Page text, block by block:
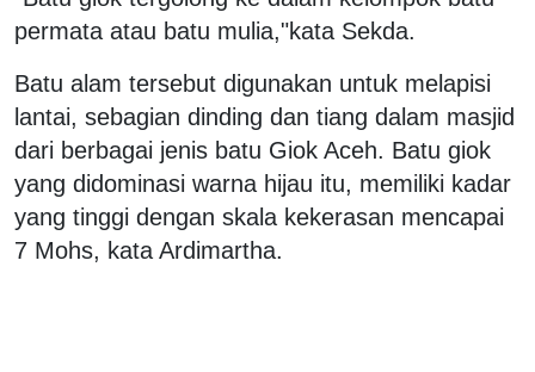
permata atau batu mulia,"kata Sekda.
Batu alam tersebut digunakan untuk melapisi
lantai, sebagian dinding dan tiang dalam masjid
dari berbagai jenis batu Giok Aceh. Batu giok
yang didominasi warna hijau itu, memiliki kadar
yang tinggi dengan skala kekerasan mencapai
7 Mohs, kata Ardimartha.